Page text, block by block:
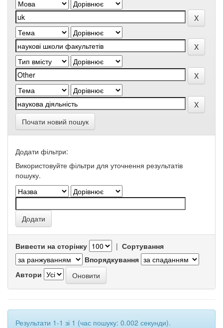
Почати новий пошук
Додати фільтри:
Використовуйте фільтри для уточнення результатів
пошуку.
Вивести на сторінку | Сортування
Впорядкування
Автори
Результати 1-1 зі 1 (час пошуку: 0.002 секунди).